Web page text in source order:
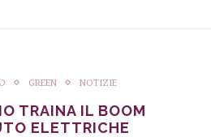
GREEN NOTIZIE
TRAINA IL BOOM
ELETTRICHE